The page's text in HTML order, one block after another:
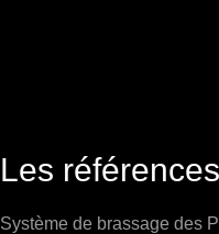
Les références
Système de brassage des